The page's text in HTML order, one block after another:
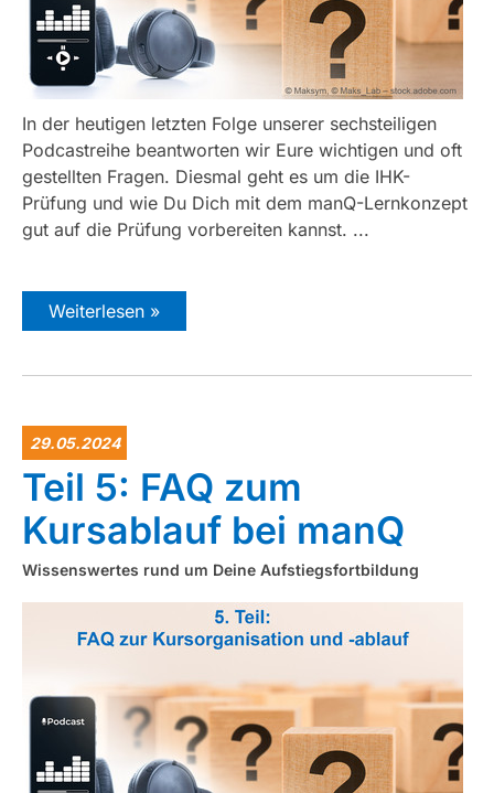
In der heutigen letzten Folge unserer sechsteiligen
Podcastreihe beantworten wir Eure wichtigen und oft
gestellten Fragen. Diesmal geht es um die IHK-
Prüfung und wie Du Dich mit dem manQ-Lernkonzept
gut auf die Prüfung vorbereiten kannst. ...
Weiterlesen »
29.05.2024
Teil 5: FAQ zum
Kursablauf bei manQ
Wissenswertes rund um Deine Aufstiegsfortbildung